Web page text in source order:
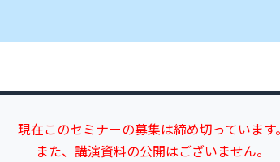
現在このセミナーの募集は締め切っています。
また、講演資料の公開はございません。